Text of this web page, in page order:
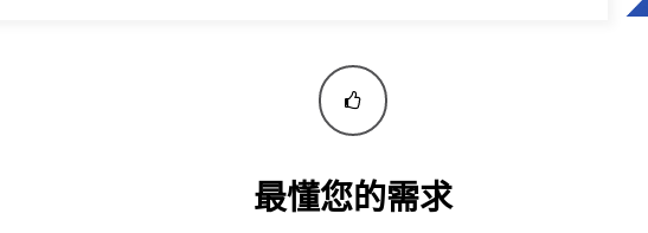
最懂您的需求